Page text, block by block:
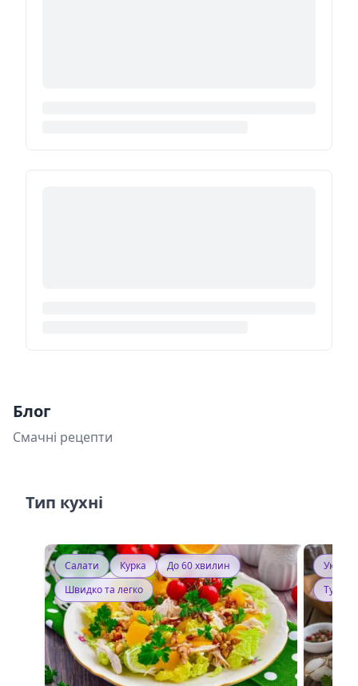
Блог
Смачні рецепти
Тип кухні
Салати Курка
До 60 хвилин
Швидко та легко